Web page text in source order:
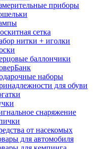
приборы
сетка
нитки + иголки
баллончики
наборы
для обуви
снаряжение
от насекомых
для автомобиля